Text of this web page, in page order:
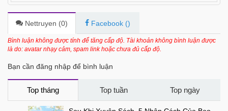
Chapter 615 1 tháng trước
Chapter 614 1 tháng trước
Chapter 613 1 tháng trước
1 tháng trước
Chapter 611
Chapter 610 2 tháng trước
Chapter 609
Nettruyen (0) Facebook ()
Bình luận không được tính để tăng cấp độ. Tài khoản không bình luận được
là do: avatar nhạy cảm, spam link hoặc chưa đủ cấp độ.
Bạn cần đăng nhập để bình luận
Top tháng Top tuần Top ngày